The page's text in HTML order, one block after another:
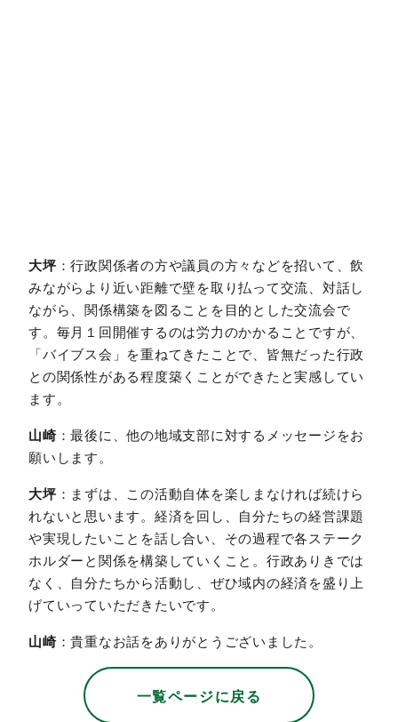
大坪 ：行政関係者の方や議員の方々などを招いて、飲
みながらより近い距離で壁を取り払って交流、対話し
ながら、関係構築を図ることを目的とした交流会で
す。毎月１回開催するのは労力のかかることですが、
「バイブス会」を重ねてきたことで、皆無だった行政
との関係性がある程度築くことができたと実感してい
ます。
山崎：最後に、他の地域支部に対するメッセージをお
願いします。
大坪 ：まずは、この活動自体を楽しまなければ続けら
れないと思います。経済を回し、自分たちの経営課題
や実現したいことを話し合い、その過程で各ステーク
ホルダーと関係を構築していくこと。行政ありきでは
なく、自分たちから活動し、ぜひ域内の経済を盛り上
げていっていただきたいです。
山崎：貴重なお話をありがとうございました。
一覧ページに戻る